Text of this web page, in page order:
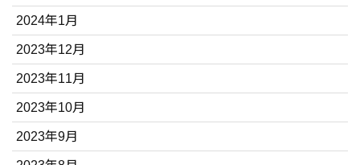
2024年1月
2023年12月
2023年11月
2023年10月
2023年9月